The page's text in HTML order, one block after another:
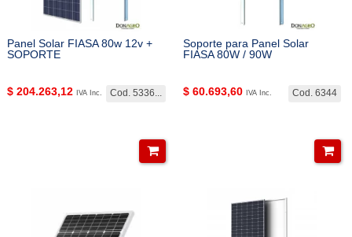
Panel Solar FIASA 80w 12v +
SOPORTE
Cod. 5336...
$ 204.263,12 IVA Inc.
Soporte para Panel Solar
FIASA 80W / 90W
Cod. 6344
$ 60.693,60 IVA Inc.